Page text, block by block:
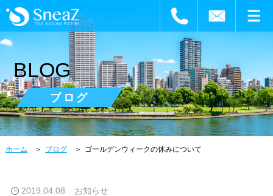
BLOG
ブログ
ホーム ブログ ゴールデンウィークの休みについて
2019.04.08 お知らせ